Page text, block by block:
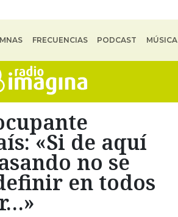
FRECUENCIAS PODCAST MÚSICA
«Si de aquí
no se
en todos